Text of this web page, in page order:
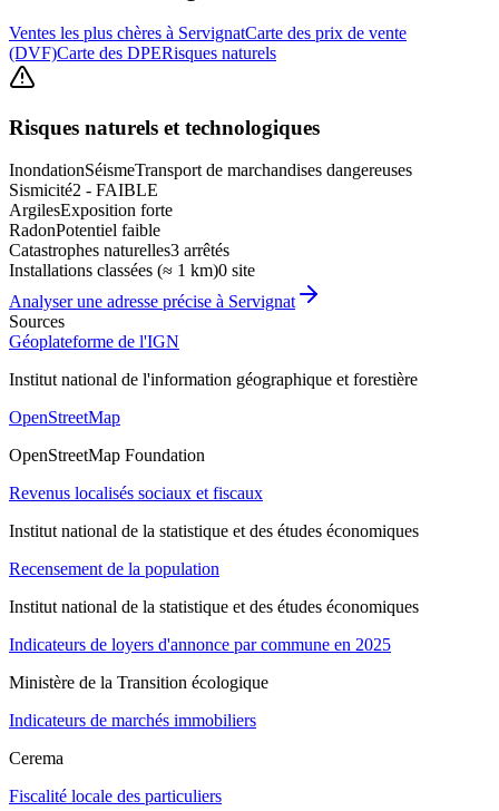
Ventes les plus chères à ServignatCarte des prix de vente
(DVF)Carte des DPERisques naturels
Risques naturels et technologiques
InondationSéismeTransport de marchandises dangereuses
Sismicité2 - FAIBLE
ArgilesExposition forte
RadonPotentiel faible
Catastrophes naturelles3 arrêtés
Installations classées (≈ 1 km)0 site
Analyser une adresse précise à Servignat
Sources
Géoplateforme de l'IGN
Institut national de l'information géographique et forestière
OpenStreetMap
OpenStreetMap Foundation
Revenus localisés sociaux et fiscaux
Institut national de la statistique et des études économiques
Recensement de la population
Institut national de la statistique et des études économiques
Indicateurs de loyers d'annonce par commune en 2025
Ministère de la Transition écologique
Indicateurs de marchés immobiliers
Cerema
Fiscalité locale des particuliers